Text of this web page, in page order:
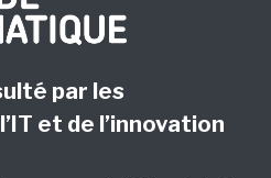
par les
et de l’innovation